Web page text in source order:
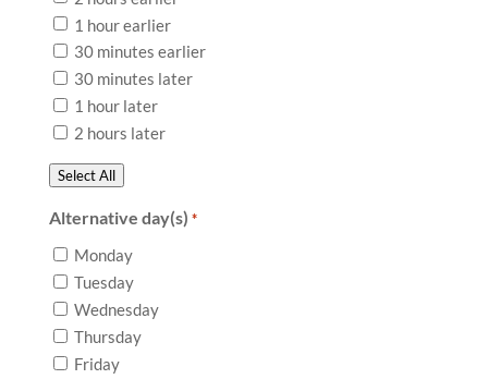
1 hour earlier
30 minutes earlier
30 minutes later
1 hour later
2 hours later
Select All
Alternative day(s) *
Monday
Tuesday
Wednesday
Thursday
Friday